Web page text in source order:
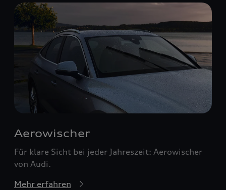
Aerowischer
Für klare Sicht bei jeder Jahreszeit: Aerowischer
von Audi.
Mehr erfahren